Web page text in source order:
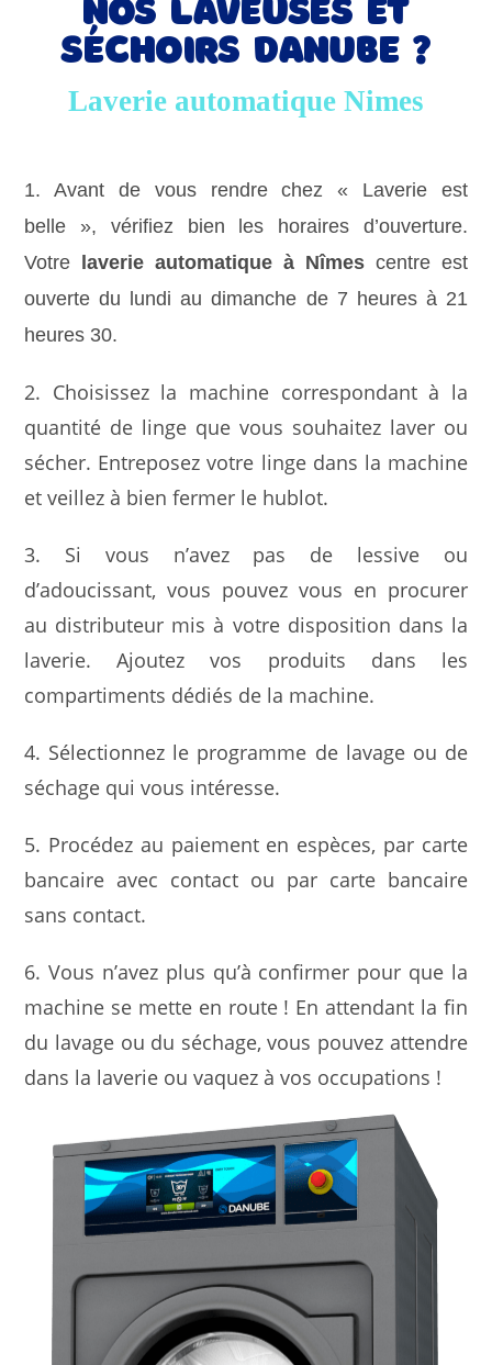
nos laveuses et
séchoirs Danube ?
Laverie automatique Nimes
1. Avant de vous rendre chez « Laverie est
belle », vérifiez bien les horaires d’ouverture.
Votre laverie automatique à Nîmescentre est
ouverte du lundi au dimanche de 7 heures à 21
heures 30.
2. Choisissez la machine correspondant à la
quantité de linge que vous souhaitez laver ou
sécher. Entreposez votre linge dans la machine
et veillez à bien fermer le hublot.
3. Si vous n’avez pas de lessive ou
d’adoucissant, vous pouvez vous en procurer
au distributeur mis à votre disposition dans la
laverie. Ajoutez vos produits dans les
compartiments dédiés de la machine.
4. Sélectionnez le programme de lavage ou de
séchage qui vous intéresse.
5. Procédez au paiement en espèces, par carte
bancaire avec contact ou par carte bancaire
sans contact.
6. Vous n’avez plus qu’à confirmer pour que la
machine se mette en route ! En attendant la fin
du lavage ou du séchage, vous pouvez attendre
dans la laverie ou vaquez à vos occupations !